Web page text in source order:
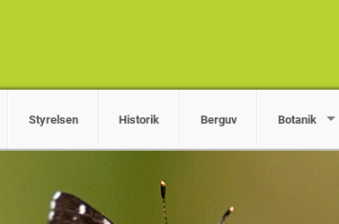
Styrelsen Historik Berguv Botanik